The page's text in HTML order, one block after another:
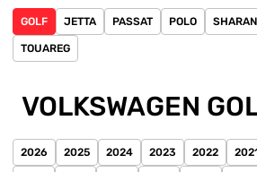
GOLF JETTA PASSAT POLO SHARAN
TOUAREG
VOLKSWAGEN
2026 2025 2024 2023 2022